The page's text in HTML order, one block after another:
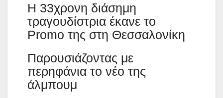
Η 33χρονη διάσημη
τραγουδίστρια έκανε το
Promo της στη Θεσσαλονίκη
Παρουσιάζοντας με
περηφάνια το νέο της
άλμπουμ